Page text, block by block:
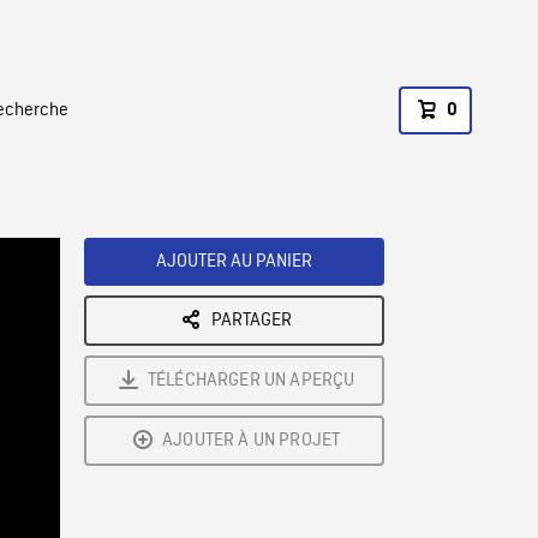
0
AJOUTER AU PANIER
PARTAGER
TÉLÉCHARGER UN APERÇU
AJOUTER À UN PROJET